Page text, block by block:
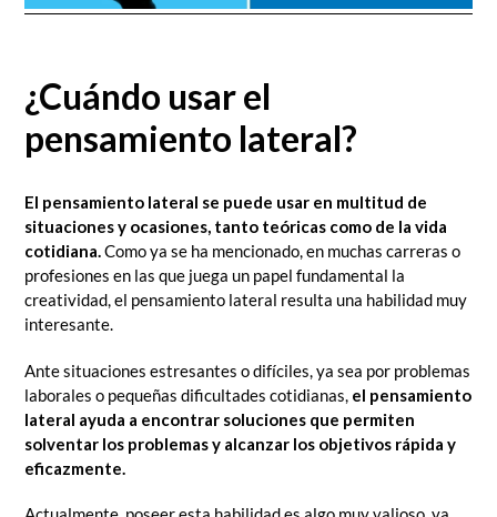
¿Cuándo usar el
pensamiento lateral?
El pensamiento lateral se puede usar en multitud de
situaciones y ocasiones, tanto teóricas como de la vida
cotidiana.Como ya se ha mencionado, en muchas carreras o
profesiones en las que juega un papel fundamental la
creatividad, el pensamiento lateral resulta una habilidad muy
interesante.
Ante situaciones estresantes o difíciles, ya sea por problemas
laborales o pequeñas dificultades cotidianas, el pensamiento
lateral ayuda a encontrar soluciones que permiten
solventar los problemas y alcanzar los objetivos rápida y
eficazmente.